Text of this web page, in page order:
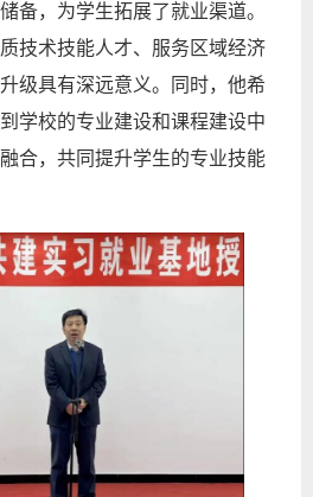
备，为学生拓展了就业渠道。
技术技能人才、服务区域经济
级具有深远意义。同时，他希
学校的专业建设和课程建设中
合，共同提升学生的专业技能